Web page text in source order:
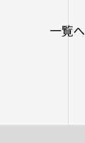
一覧へ